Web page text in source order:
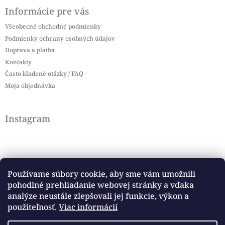
Používame súbory cookie, aby sme vám umožnili
pohodlné prehliadanie webovej stránky a vďaka
analýze neustále zlepšovali jej funkcie, výkon a
použiteľnosť. Viac informácií
Informácie pre vás
Všeobecné obchodné podmienky
Podmienky ochrany osobných údajov
Doprava a platba
Kontakty
Často kladené otázky / FAQ
Moja objednávka
Instagram
Sledovať na Instagrame
Facebook